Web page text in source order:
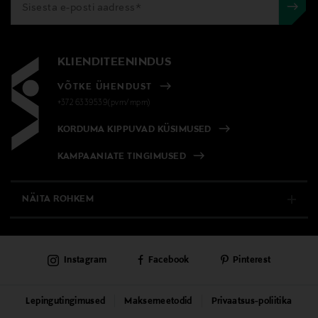
Suurus
Tootjamaa
HOLLAND
Valmistaja tootenumber
8713766028271
Postbus 30, 2050 AA Overveen, The Netherlands
Digitaalne aadress
KLIENDITEENINDUS
VÕTKE ÜHENDUST
+372 6339539(pvm/mpm)
KORDUMA KIPPUVAD KÜSIMUSED
KAMPAANIATE TINGIMUSED
NÄITA ROHKEM
PÜSIKLIENDITEENINDUS
KAUBAMAJAD
Lepingutingimused Maksemeetodid Privaatsus-poliitika
Instagram Facebook Pinterest